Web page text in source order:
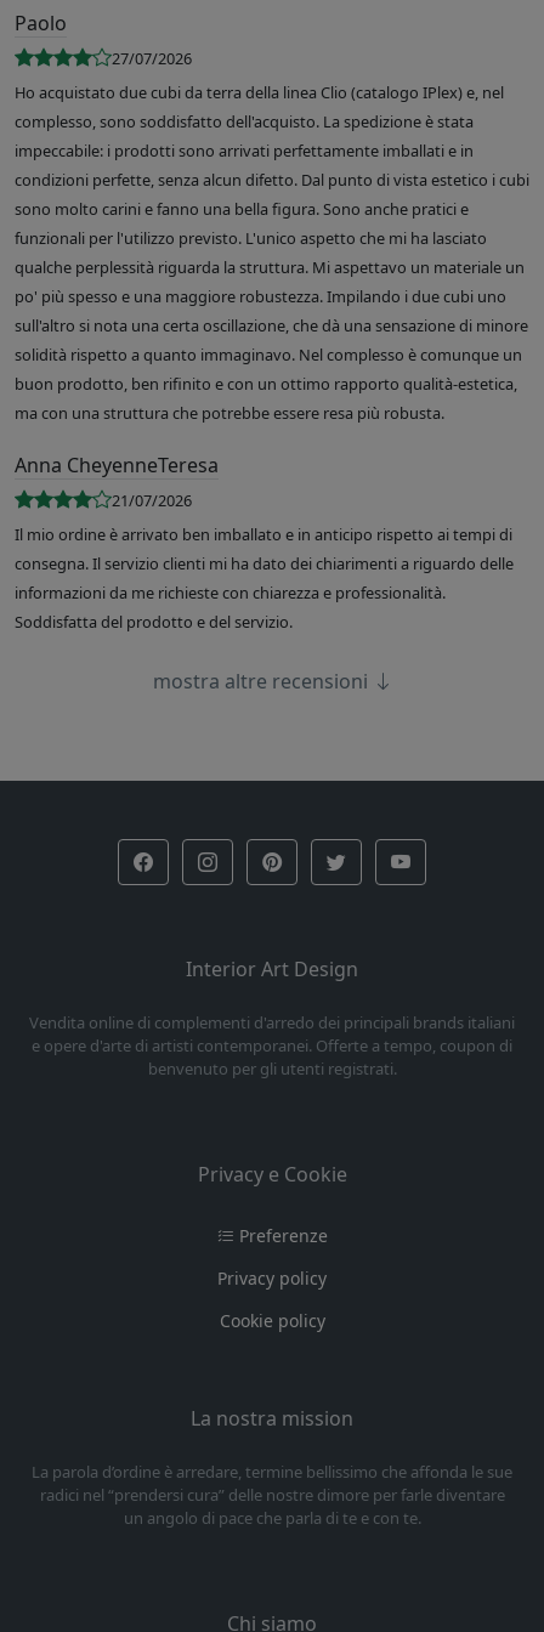
Paolo
27/07/2026
Ho acquistato due cubi da terra della linea Clio (catalogo IPlex) e, nel
complesso, sono soddisfatto dell'acquisto. La spedizione è stata
impeccabile: i prodotti sono arrivati perfettamente imballati e in
condizioni perfette, senza alcun difetto. Dal punto di vista estetico i cubi
sono molto carini e fanno una bella figura. Sono anche pratici e
funzionali per l'utilizzo previsto. L'unico aspetto che mi ha lasciato
qualche perplessità riguarda la struttura. Mi aspettavo un materiale un
po' più spesso e una maggiore robustezza. Impilando i due cubi uno
sull'altro si nota una certa oscillazione, che dà una sensazione di minore
solidità rispetto a quanto immaginavo. Nel complesso è comunque un
buon prodotto, ben rifinito e con un ottimo rapporto qualità-estetica,
ma con una struttura che potrebbe essere resa più robusta.
Anna CheyenneTeresa
21/07/2026
Il mio ordine è arrivato ben imballato e in anticipo rispetto ai tempi di
consegna. Il servizio clienti mi ha dato dei chiarimenti a riguardo delle
informazioni da me richieste con chiarezza e professionalità.
Soddisfatta del prodotto e del servizio.
mostra altre recensioni
Interior Art Design
Vendita online di complementi d'arredo dei principali brands italiani
e opere d'arte di artisti contemporanei. Offerte a tempo, coupon di
benvenuto per gli utenti registrati.
Privacy e Cookie
Preferenze
Privacy policy
Cookie policy
La nostra mission
La parola d’ordine è arredare, termine bellissimo che affonda le sue
radici nel “prendersi cura” delle nostre dimore per farle diventare
un angolo di pace che parla di te e con te.
Chi siamo